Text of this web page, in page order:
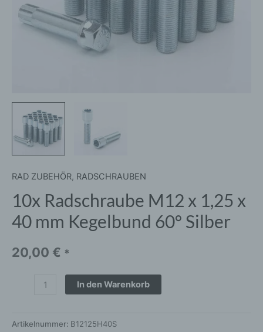
RAD ZUBEHÖR, RADSCHRAUBEN
10x Radschraube M12 x 1,25 x
40 mm Kegelbund 60° Silber
20,00 € *
60°
Silber
In den Warenkorb
Artikelnummer: B12125H40S